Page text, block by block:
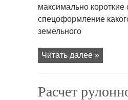
максимально короткие
спецоформление
земельного
Читать далее »
Расчет